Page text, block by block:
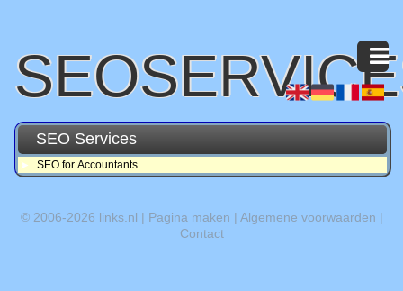
SEO Services
SEO for Accountants
© 2006-2026 links.nl | Pagina maken | Algemene voorwaarden |
Contact